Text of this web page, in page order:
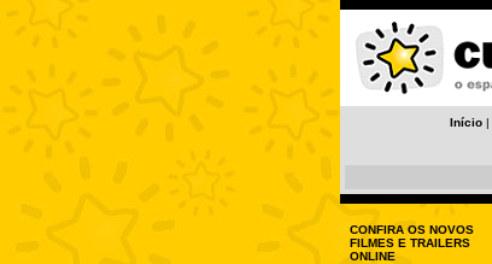
Início |
CONFIRA OS NOVOS
FILMES E TRAILERS
ONLINE